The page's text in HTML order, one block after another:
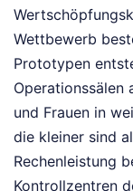
Wettbewerb
Prototypen
Operationssälen
und Frauen in
die kleiner sind
Rechenleistung
Kontrollzentren